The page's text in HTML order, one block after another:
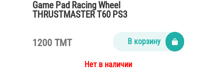
Game Pad Racing Wheel
THRUSTMASTER T60 PS3
1200 TMT В корзину
Нет в наличии